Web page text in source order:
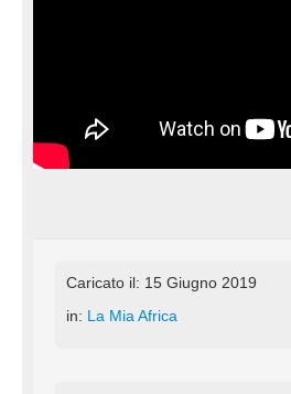
Caricato il: 15 Giugno 2019
in: La Mia Africa